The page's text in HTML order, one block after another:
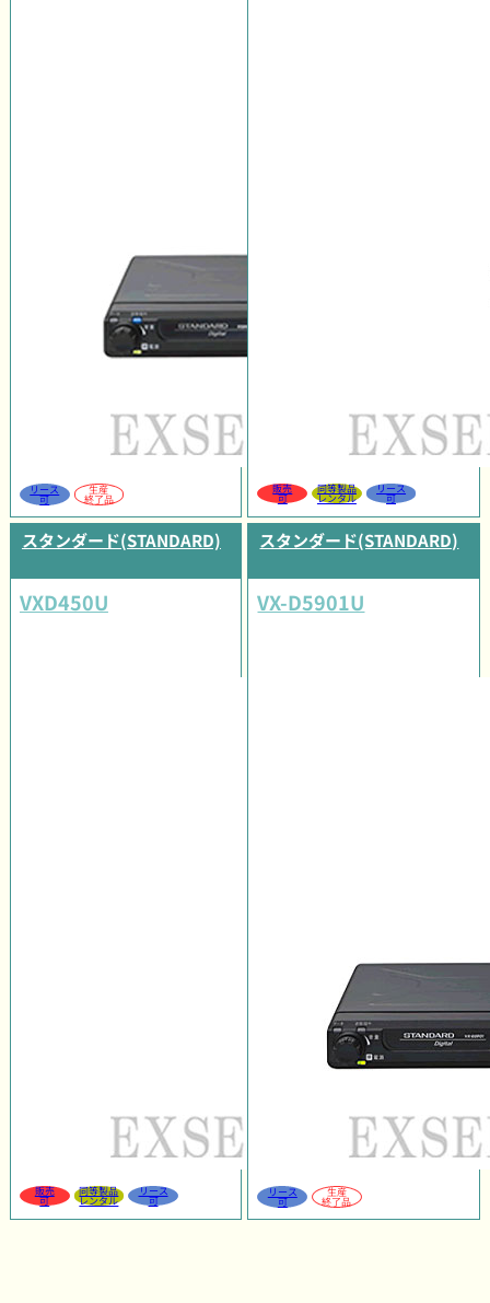
リース
可
生産
終了品
販売
可
同等製品
レンタル
リース
可
スタンダード(STANDARD)
VXD450U
販売
可
同等製品
レンタル
リース
可
スタンダード(STANDARD)
VX-D5901U
リース
可
生産
終了品